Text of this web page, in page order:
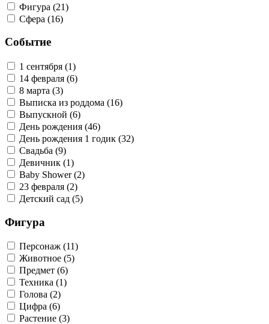
Фигура (21)
Сфера (16)
Событие
1 сентября (1)
14 февраля (6)
8 марта (3)
Выписка из роддома (16)
Выпускной (6)
День рождения (46)
День рождения 1 годик (32)
Свадьба (9)
Девичник (1)
Baby Shower (2)
23 февраля (2)
Детский сад (5)
Фигура
Персонаж (11)
Животное (5)
Предмет (6)
Техника (1)
Голова (2)
Цифра (6)
Растение (3)